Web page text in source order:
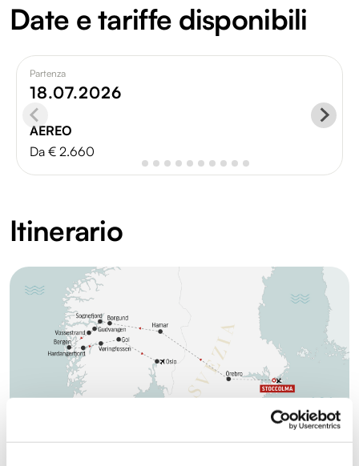
Date e tariffe disponibili
Partenza
18.07.2026
AEREO
Da € 2.660
Itinerario